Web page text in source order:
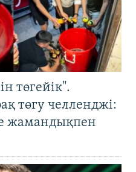
төгейік".
төгу челленджі:
жамандықпен